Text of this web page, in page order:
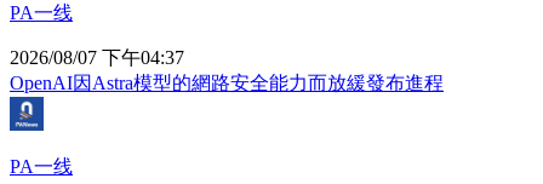
PA一线
2026/08/07 下午04:37
OpenAI因Astra模型的網路安全能力而放緩發布進程
PA一线